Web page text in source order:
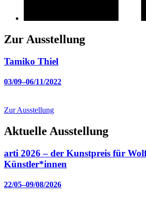
Zur Ausstellung
Tamiko Thiel
03/09–06/11/2022
Zur Ausstellung
Aktuelle Ausstellung
arti 2026 – der Kunstpreis für
Künstler*innen
22/05–09/08/2026